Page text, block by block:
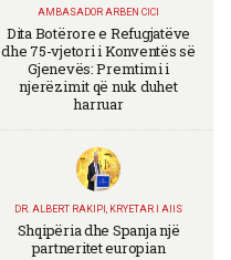
AMBASADOR ARBEN CICI
Dita Botërore e Refugjatëve
dhe 75-vjetori i Konventës së
Gjenevës: Premtimi i
njerëzimit që nuk duhet
harruar
DR. ALBERT RAKIPI, KRYETAR I AIIS
Shqipëria dhe Spanja një
partneritet europian